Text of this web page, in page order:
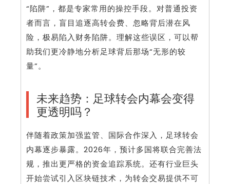
“陷阱”，都是专家常用的操控手段。对普通投资
者而言，盲目追逐高转会费、忽略背后潜在风
险，极易陷入财务陷阱。理解这些误区，可以帮
助我们更冷静地分析足球背后那场“无形的较
量”。
未来趋势：足球转会内幕会变得
更透明吗？
伴随着政策加强监管、国际合作深入，足球转会
内幕逐步暴露。2026年，预计多国将联合完善法
规，推出更严格的资金追踪系统。还有行业巨头
开始尝试引入区块链技术，为转会交易提供不可